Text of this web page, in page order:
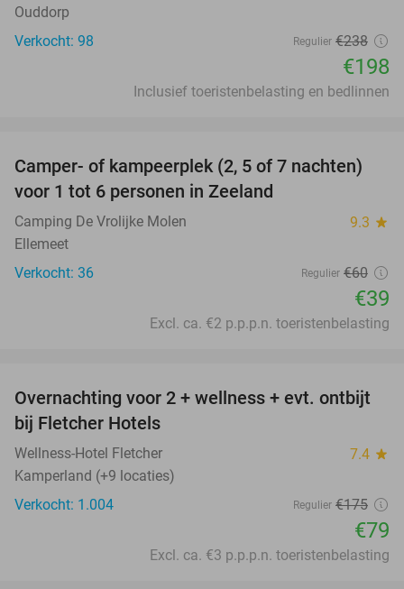
Ouddorp
Verkocht: 98
Regulier €238
€198
Inclusief toeristenbelasting en bedlinnen
35%
Camper- of kampeerplek (2, 5 of 7 nachten)
voor 1 tot 6 personen in Zeeland
Camping De Vrolijke Molen 9.3 star
Ellemeet
Verkocht: 36
Regulier €60
€39
Excl. ca. €2 p.p.p.n. toeristenbelasting
55%
Overnachting voor 2 + wellness + evt. ontbijt
bij Fletcher Hotels
Wellness-Hotel Fletcher 7.4 star
Kamperland (+9 locaties)
Verkocht: 1.004
Regulier €175
€79
Excl. ca. €3 p.p.p.n. toeristenbelasting